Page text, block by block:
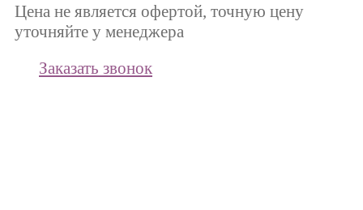
Цена не является офертой, точную цену
уточняйте у менеджера
Заказать звонок